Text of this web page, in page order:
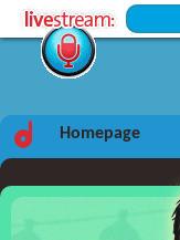
Homepage